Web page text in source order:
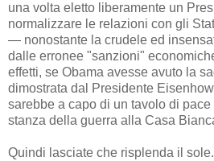
una volta eletto liberamente un
normalizzare le relazioni con gli
— nonostante la crudele ed
dalle erronee "sanzioni"
effetti, se Obama avesse avuto la
dimostrata dal Presidente
sarebbe a capo di un tavolo di
stanza della guerra alla Casa
Quindi lasciate che risplenda il